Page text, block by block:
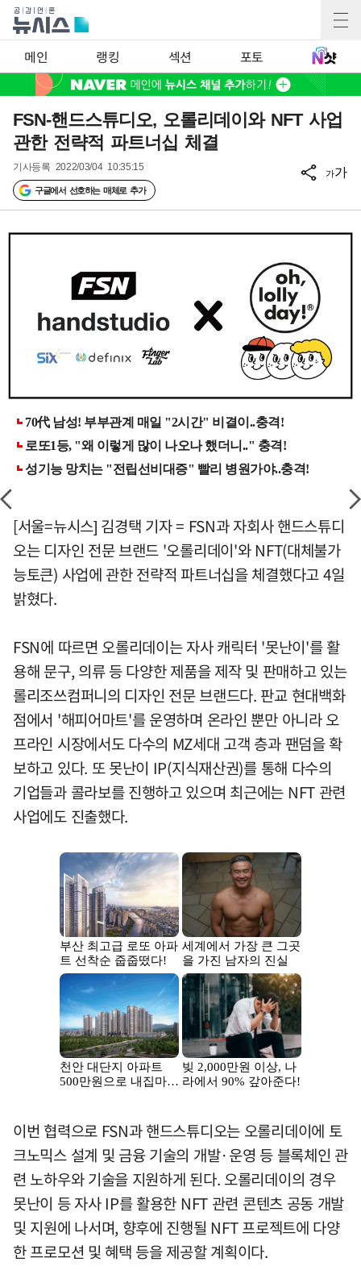
메인 랭킹 섹션 포토
FSN-핸드스튜디오, 오롤리데이와 NFT 사업
관한 전략적 파트너십 체결
기사등록 2022/03/04 10:35:15
구글에서 선호하는 매체로 추가
가가
[서울=뉴시스] 김경택 기자 = FSN과 자회사 핸드스튜디
오는 디자인 전문 브랜드 '오롤리데이'와 NFT(대체불가
능토큰) 사업에 관한 전략적 파트너십을 체결했다고 4일
밝혔다.
FSN에 따르면 오롤리데이는 자사 캐릭터 '못난이'를 활
용해 문구, 의류 등 다양한 제품을 제작 및 판매하고 있는
롤리조쓰컴퍼니의 디자인 전문 브랜드다. 판교 현대백화
점에서 '해피어마트'를 운영하며 온라인 뿐만 아니라 오
프라인 시장에서도 다수의 MZ세대 고객 층과 팬덤을 확
보하고 있다. 또 못난이 IP(지식재산권)를 통해 다수의
기업들과 콜라보를 진행하고 있으며 최근에는 NFT 관련
사업에도 진출했다.
이번 협력으로 FSN과 핸드스튜디오는 오롤리데이에 토
크노믹스 설계 및 금융 기술의 개발·운영 등 블록체인 관
련 노하우와 기술을 지원하게 된다. 오롤리데이의 경우
못난이 등 자사 IP를 활용한 NFT 관련 콘텐츠 공동 개발
및 지원에 나서며, 향후에 진행될 NFT 프로젝트에 다양
한 프로모션 및 혜택 등을 제공할 계획이다.